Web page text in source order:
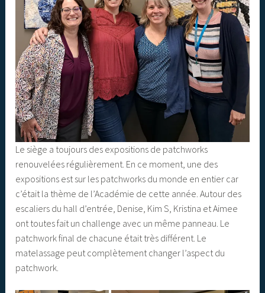
Le siège a toujours des expositions de patchworks
renouvelées régulièrement. En ce moment, une des
expositions est sur les patchworks du monde en entier car
c’était la thème de l’Académie de cette année. Autour des
escaliers du hall d’entrée, Denise, Kim S, Kristina et Aimee
ont toutes fait un challenge avec un même panneau. Le
patchwork final de chacune était très différent. Le
matelassage peut complètement changer l’aspect du
patchwork.